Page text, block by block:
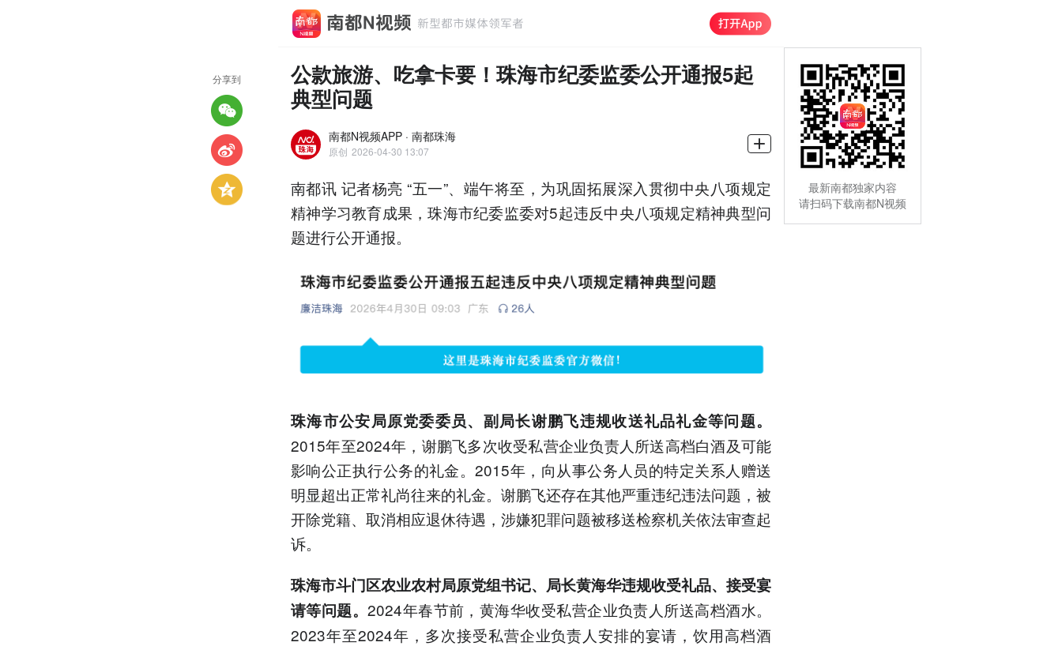
公款旅游、吃拿卡要！珠海市纪委监委公开通报5起
典型问题
南都N视频APP · 南都珠海
原创 2026-04-30 13:07
南都讯 记者杨亮 “五一”、端午将至，为巩固拓展深入贯彻中央八项规定
精神学习教育成果，珠海市纪委监委对5起违反中央八项规定精神典型问
题进行公开通报。
珠海市公安局原党委委员、副局长谢鹏飞违规收送礼品礼金等问题。
2015年至2024年，谢鹏飞多次收受私营企业负责人所送高档白酒及可能
影响公正执行公务的礼金。2015年，向从事公务人员的特定关系人赠送
明显超出正常礼尚往来的礼金。谢鹏飞还存在其他严重违纪违法问题，被
开除党籍、取消相应退休待遇，涉嫌犯罪问题被移送检察机关依法审查起
诉。
珠海市斗门区农业农村局原党组书记、局长黄海华违规收受礼品、接受宴
请等问题。2024年春节前，黄海华收受私营企业负责人所送高档酒水。
2023年至2024年，多次接受私营企业负责人安排的宴请，饮用高档酒
分享到
最新南都独家内容
请扫码下载南都N视频